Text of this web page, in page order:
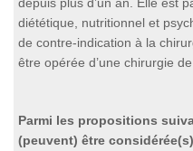
diététique, nutritionnel et
de contre-indication à la
être opérée d’une chirurgie de
Parmi les propositions
(peuvent) être